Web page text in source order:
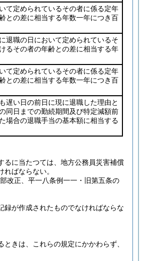
て定められているその者に係る定年
との差に相当する年数一年につき百
退職の日において定められているそ
るその者の年齢との差に相当する年
て定められているその者に係る定年
との差に相当する年数一年につき百
遅い日の前日に現に退職した理由と
同日までの勤続期間及び特定減額前
場合の退職手当の基本額に相当する
るに当たつては、地方公務員災害補償
ばならない。
改正、平一八条例一一・旧第五条の
録が作成されたものでなければならな
きは、これらの規定にかかわらず、